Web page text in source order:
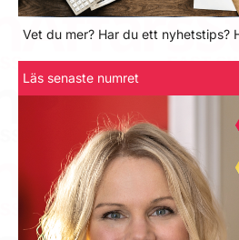
Vet du mer? Har du ett nyhetstips?
Läs senaste numret